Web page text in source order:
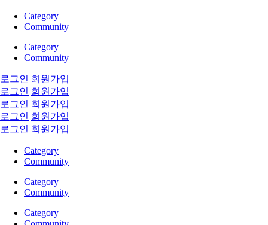
Category
Community
Category
Community
로그인 회원가입
로그인 회원가입
로그인 회원가입
로그인 회원가입
로그인 회원가입
Category
Community
Category
Community
Category